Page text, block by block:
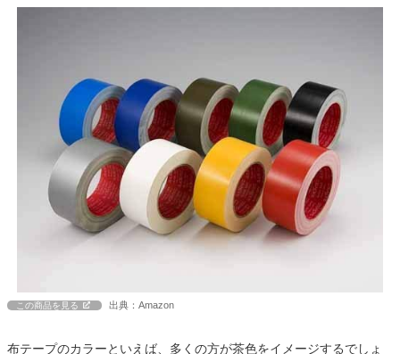
この商品を見る 出典：Amazon
布テープのカラーといえば、多くの方が茶色をイメージするでしょ